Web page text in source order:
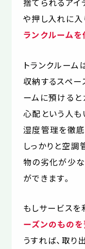
捨てられるアイ
や押し入れに入
ランクルームを
トランクルーム
収納するスペー
ームに預ける
心配という人も
湿度管理を徹底
しっかりと空調
物の劣化が少
ができます。
もしサービスを
ーズンのものを
うすれば、取り